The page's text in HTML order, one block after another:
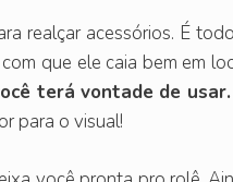
realçar acessórios. É
que ele caia bem em
terá vontade de usar.
para o visual!